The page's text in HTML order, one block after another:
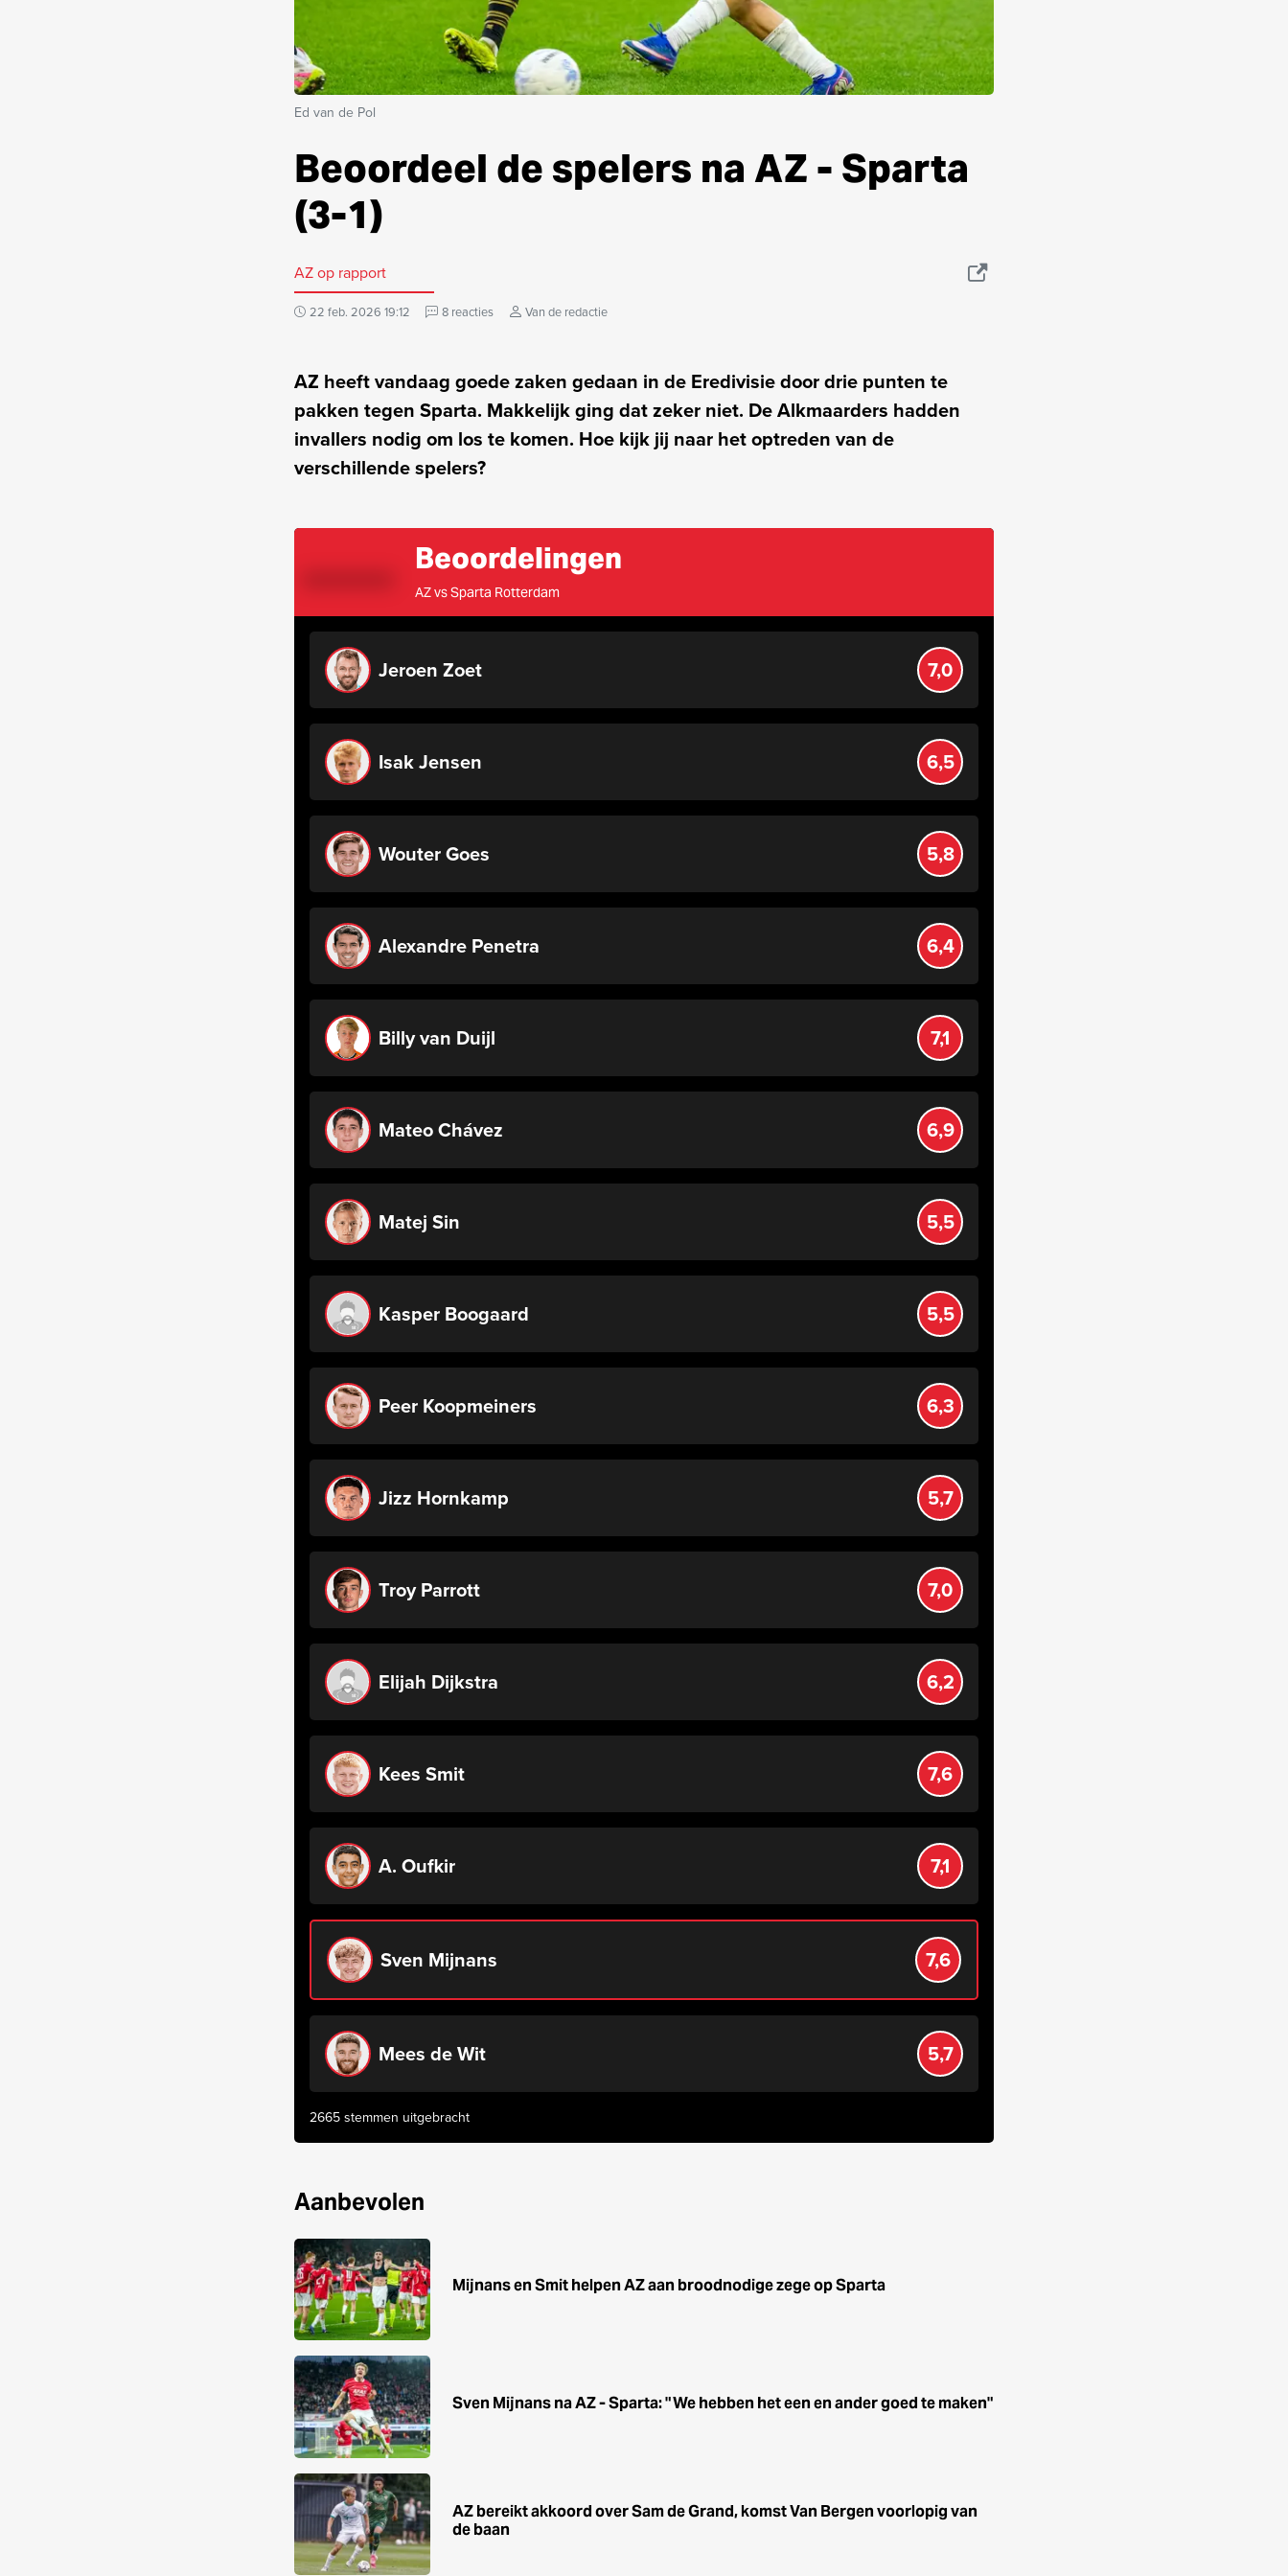
Ed van de Pol
Beoordeel de spelers na AZ - Sparta
(3-1)
AZ op rapport
22 feb. 2026 19:12 8 reacties Van de redactie
AZ heeft vandaag goede zaken gedaan in de Eredivisie door drie punten te
pakken tegen Sparta. Makkelijk ging dat zeker niet. De Alkmaarders hadden
invallers nodig om los te komen. Hoe kijk jij naar het optreden van de
verschillende spelers?
Beoordelingen
AZ vs Sparta Rotterdam
Jeroen Zoet 7,0
Isak Jensen 6,5
Wouter Goes 5,8
Alexandre Penetra 6,4
Billy van Duijl 7,1
Mateo Chávez 6,9
Matej Sin 5,5
Kasper Boogaard 5,5
Peer Koopmeiners 6,3
Jizz Hornkamp 5,7
Troy Parrott 7,0
Elijah Dijkstra 6,2
Kees Smit 7,6
A. Oufkir 7,1
Sven Mijnans 7,6
Mees de Wit 5,7
2665 stemmen uitgebracht
Aanbevolen
Mijnans en Smit helpen AZ aan broodnodige zege op Sparta
Sven Mijnans na AZ - Sparta: "We hebben het een en ander goed te maken"
AZ bereikt akkoord over Sam de Grand, komst Van Bergen voorlopig van
de baan